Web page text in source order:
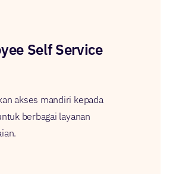
Self Service
akses mandiri kepada
berbagai layanan